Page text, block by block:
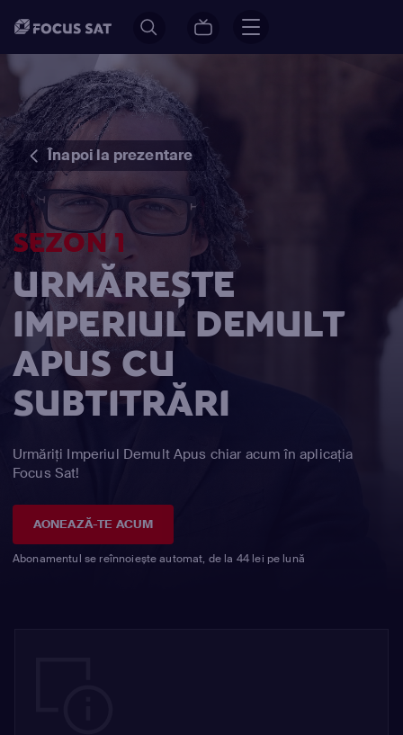
Înapoi la prezentare
SEZON 1
URMĂREȘTE
IMPERIUL DEMULT
APUS CU
SUBTITRĂRI
Urmăriți Imperiul Demult Apus chiar acum în aplicația
Focus Sat!
AONEAZĂ-TE ACUM
Abonamentul se reînnoiește automat, de la 44 lei pe lună